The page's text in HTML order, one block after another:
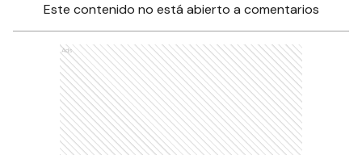
Este contenido no está abierto a comentarios
Ads